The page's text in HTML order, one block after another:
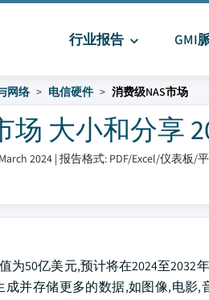
行业报告 GMI
网络 电信硬件 消费级NAS市场
场 大小和分享
2024 | 报告格式: PDF/Excel/仪表板/
为50亿美元,预计将在2024至
成并存储更多的数据,如图像,电